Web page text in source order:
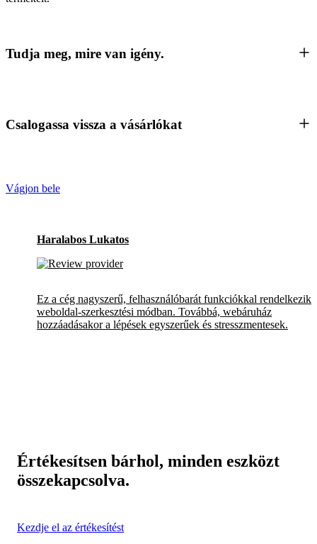
Tudja meg, mire van igény.
Csalogassa vissza a vásárlókat
Vágjon bele
Haralabos Lukatos
Ez a cég nagyszerű, felhasználóbarát funkciókkal rendelkezik
weboldal-szerkesztési módban. Továbbá, webáruház
hozzáadásakor a lépések egyszerűek és stresszmentesek.
Értékesítsen bárhol, minden eszközt
összekapcsolva.
Kezdje el az értékesítést